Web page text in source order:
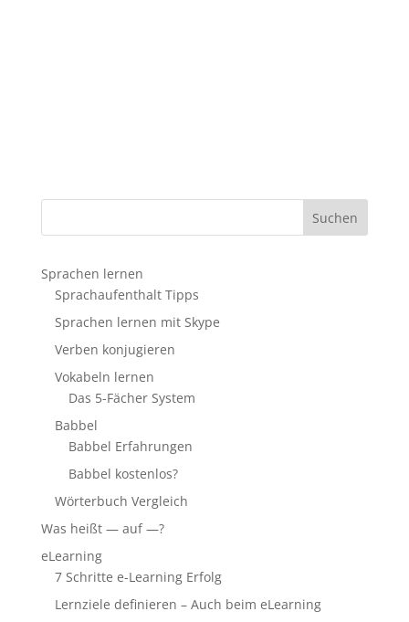
Sprachen lernen
Sprachaufenthalt Tipps
Sprachen lernen mit Skype
Verben konjugieren
Vokabeln lernen
Das 5-Fächer System
Babbel
Babbel Erfahrungen
Babbel kostenlos?
Wörterbuch Vergleich
Was heißt — auf —?
eLearning
7 Schritte e-Learning Erfolg
Lernziele definieren – Auch beim eLearning